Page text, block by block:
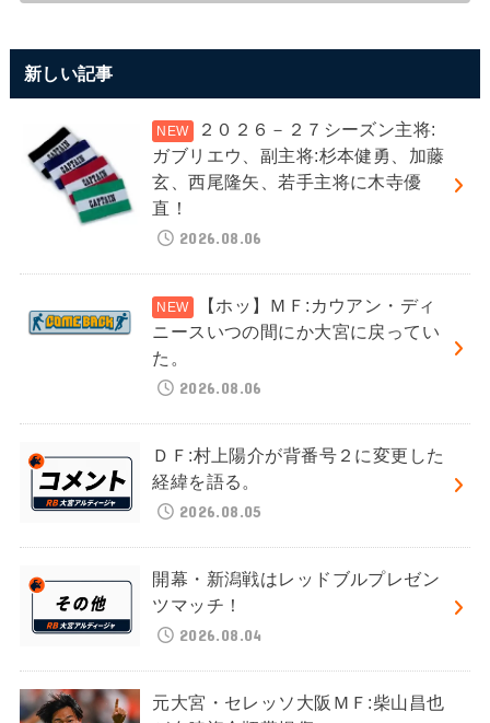
新しい記事
２０２６－２７シーズン主将:
ガブリエウ、副主将:杉本健勇、加藤
玄、西尾隆矢、若手主将に木寺優
直！
2026.08.06
【ホッ】ＭＦ:カウアン・ディ
ニースいつの間にか大宮に戻ってい
た。
2026.08.06
ＤＦ:村上陽介が背番号２に変更した
経緯を語る。
2026.08.05
開幕・新潟戦はレッドブルプレゼン
ツマッチ！
2026.08.04
元大宮・セレッソ大阪ＭＦ:柴山昌也